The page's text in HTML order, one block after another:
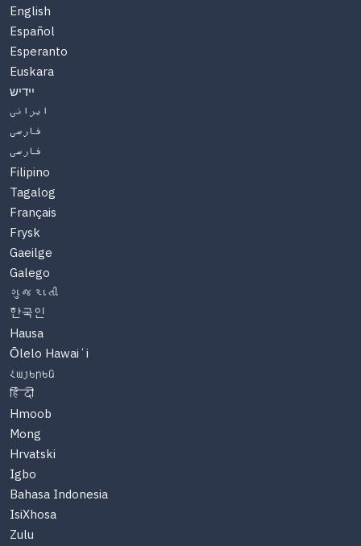
English
Español
Esperanto
Euskara
יידיש
ایرانی
فارسی
فارسی
Filipino
Tagalog
Français
Frysk
Gaeilge
Galego
ગુજરાતી
한국인
Hausa
Ōlelo Hawaiʻi
Հայերեն
हिंदी
Hmoob
Mong
Hrvatski
Igbo
Bahasa Indonesia
IsiXhosa
Zulu